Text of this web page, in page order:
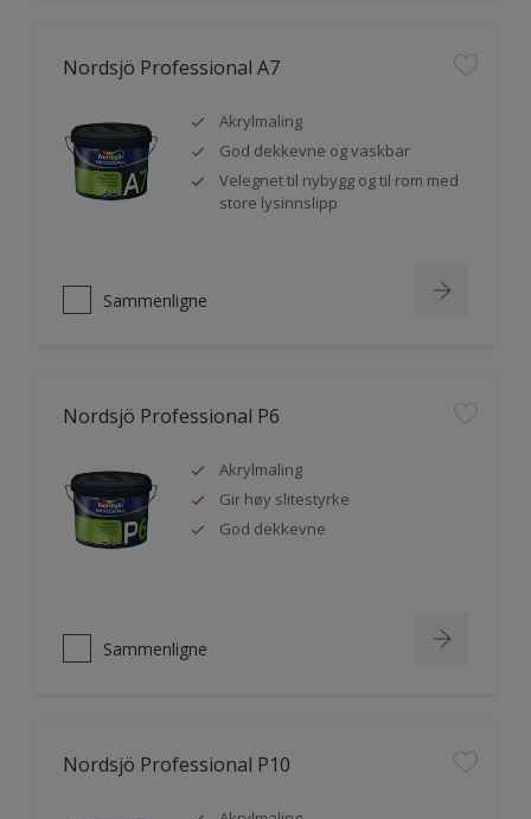
Nordsjö Professional A7
Akrylmaling
God dekkevne og vaskbar
Velegnet til nybygg og til rom med
store lysinnslipp
Sammenligne
Nordsjö Professional P6
Akrylmaling
Gir høy slitestyrke
God dekkevne
Sammenligne
Nordsjö Professional P10